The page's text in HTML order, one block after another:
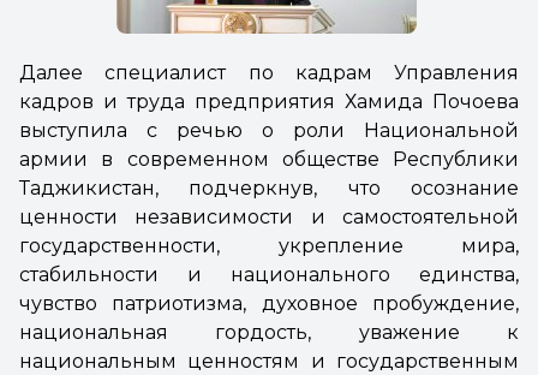
Далее специалист по кадрам Управления
кадров и труда предприятия Хамида Почоева
выступила с речью о роли Национальной
армии в современном обществе Республики
Таджикистан, подчеркнув, что осознание
ценности независимости и самостоятельной
государственности, укрепление мира,
стабильности и национального единства,
чувство патриотизма, духовное пробуждение,
национальная гордость, уважение к
национальным ценностям и государственным